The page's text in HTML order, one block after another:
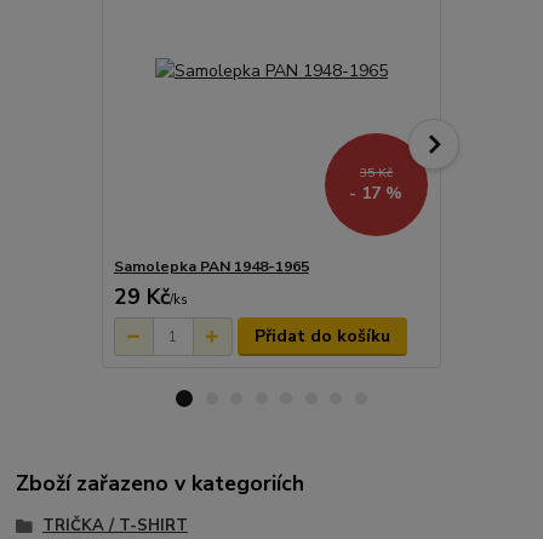
35 Kč
- 17 %
Samolepka PAN 1948-1965
29 Kč/ks
Přidat do košíku
Zboží zařazeno v kategoriích
TRIČKA / T-SHIRT